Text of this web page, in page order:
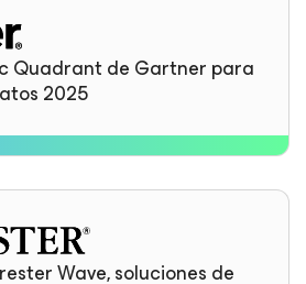
Quadrant de Gartner para
2025
Wave, soluciones de